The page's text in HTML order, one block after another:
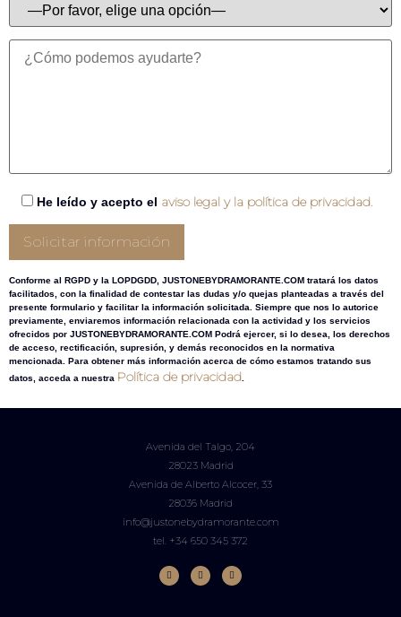
He leído y acepto el aviso legal y la política de privacidad.
Conforme al RGPD y la LOPDGDD, JUSTONEBYDRAMORANTE.COM tratará los datos
facilitados, con la finalidad de contestar las dudas y/o quejas planteadas a través del
presente formulario y facilitar la información solicitada. Siempre que nos lo autorice
previamente, enviaremos información relacionada con la actividad y los servicios
ofrecidos por JUSTONEBYDRAMORANTE.COM Podrá ejercer, si lo desea, los derechos
de acceso, rectificación, supresión, y demás reconocidos en la normativa
mencionada. Para obtener más información acerca de cómo estamos tratando sus
datos, acceda a nuestra Política de privacidad
Avenida del Talgo, 204
28023 Madrid
Avenida de Alberto Alcocer, 33
28036 Madrid
info@justonebydramorante.com
tel. +34 650 345 372